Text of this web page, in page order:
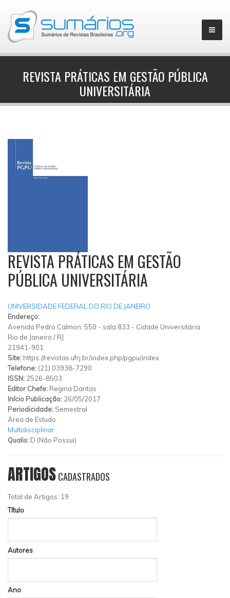
REVISTA PRÁTICAS EM GESTÃO PÚBLICA
UNIVERSITÁRIA
REVISTA PRÁTICAS EM GESTÃO
PÚBLICA UNIVERSITÁRIA
UNIVERSIDADE FEDERAL DO RIO DE JANEIRO
Endereço:
Avenida Pedro Calmon, 550 - sala 833 - Cidade Universitária
Rio de Janeiro / RJ
21941-901
Site: https://revistas.ufrj.br/index.php/pgpu/index
Telefone: (21) 03938-7290
ISSN: 2526-8503
Editor Chefe: Regina Dantas
Início Publicação: 26/05/2017
Periodicidade: Semestral
Área de Estudo
Multidisciplinar
Qualis: D (Não Possui)
ARTIGOSCADASTRADOS
Total de Artigos: 19
Título
Autores
Ano